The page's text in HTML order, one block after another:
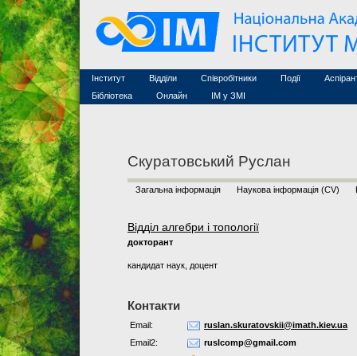
Інститут
Конкурси на посади
Науково-організаційна робота
Відділи Співробітники
Асоційовані дослідники
Технічний персонал
Події
Конференції
Курси з
Бібліотека
MathSciNet
Публікації
Онлайн
ІМ у ЗМІ
Скуратовський Руслан
Загальна інформація Наукова інформація (CV)
Відділ алгебри і топології
докторант
кандидат наук, доцент
Контакти
Email:
ruslan.skuratovskii@imath.kiev.ua
Email2:
ruslcomp@gmail.com